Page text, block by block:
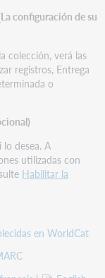
configuración de su
colección, verá las
registros, Entrega
o
desea. A
utilizadas con
Habilitar la
en WorldCat